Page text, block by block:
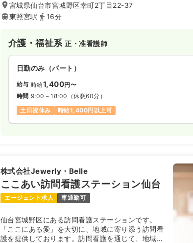
通う、療育機能・居場所機能を備えたサービスを提
供しております。
宮城県仙台市宮城野区幸町2丁目22-37
東照宮駅
16分
介護・福祉系正・准看護師
日勤のみ（パート）
給与 時給1,400円〜
時間 9:00～18:00 （休憩60分）
土日祝休み
時給1,400円以上可
株式会社Jewerly・Belle
ここあい訪問看護ステーション仙台
エージェント求人 車通勤可
仙台宮城野区にある訪問看護ステーションです。
「ここにある愛」を大切に、地域に寄り添う訪問看
護を提供しております。訪問看護を通じて、地域の